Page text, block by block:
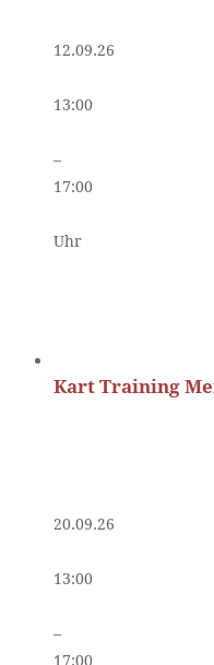
12.09.26
13:00
–
17:00
Uhr
Kart Training
20.09.26
13:00
–
17:00